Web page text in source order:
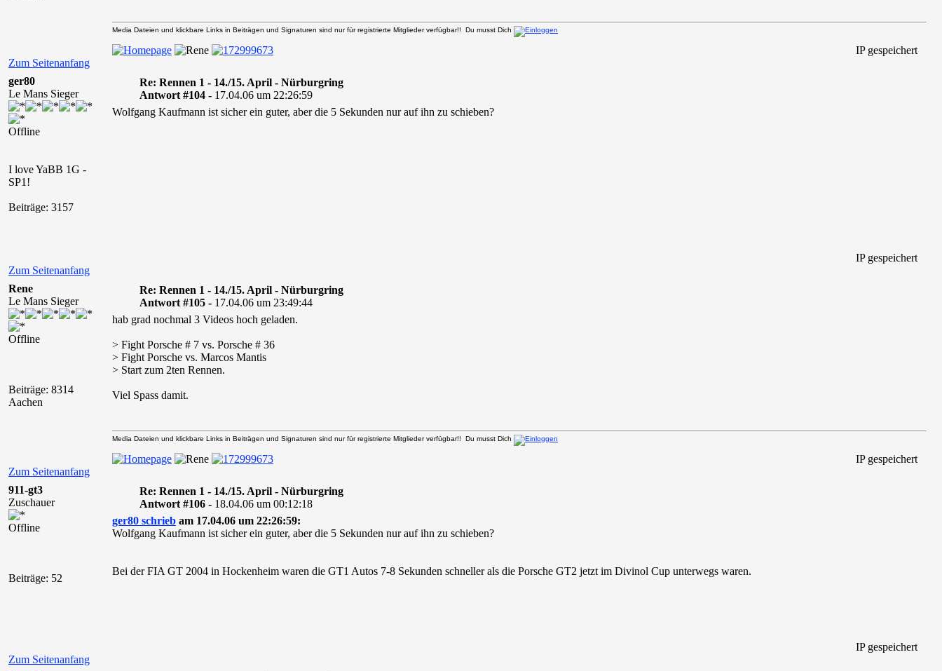
Zum Seitenanfang
Media Dateien und klickbare Links in Beiträgen und Signaturen sind nur für registrierte Mitglieder verfügbar!! Du musst Dich
IP gespeichert
ger80
Le Mans Sieger
Offline
I love YaBB 1G -
SP1!
Beiträge: 3157
Re: Rennen 1 - 14./15. April - Nürburgring
Antwort #104 - 17.04.06 um 22:26:59
Wolfgang Kaufmann ist sicher ein guter, aber die 5 Sekunden nur auf ihn zu schieben?
Zum Seitenanfang
IP gespeichert
Rene
Le Mans Sieger
Offline
Beiträge: 8314
Aachen
Re: Rennen 1 - 14./15. April - Nürburgring
Antwort #105 - 17.04.06 um 23:49:44
hab grad nochmal 3 Videos hoch geladen.
> Fight Porsche # 7 vs. Porsche # 36
> Fight Porsche vs. Marcos Mantis
> Start zum 2ten Rennen.
Viel Spass damit.
Zum Seitenanfang
Media Dateien und klickbare Links in Beiträgen und Signaturen sind nur für registrierte Mitglieder verfügbar!! Du musst Dich
IP gespeichert
911-gt3
Zuschauer
Offline
Beiträge: 52
Re: Rennen 1 - 14./15. April - Nürburgring
Antwort #106 - 18.04.06 um 00:12:18
ger80 schrieb am 17.04.06 um 22:26:59:
Wolfgang Kaufmann ist sicher ein guter, aber die 5 Sekunden nur auf ihn zu schieben?
Bei der FIA GT 2004 in Hockenheim waren die GT1 Autos 7-8 Sekunden schneller als die Porsche GT2 jetzt im Divinol Cup unterwegs waren.
Zum Seitenanfang
IP gespeichert